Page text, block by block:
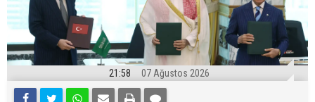
21:58 07 Ağustos 2026